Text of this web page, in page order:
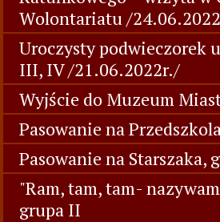
Wolontariatu /
Uroczysty podwieczorek
III, IV /21.06.2022r./
Wyjście do Muzeum
Pasowanie na
Pasowanie na Starszaka,
"Ram, tam, tam-
grupa II